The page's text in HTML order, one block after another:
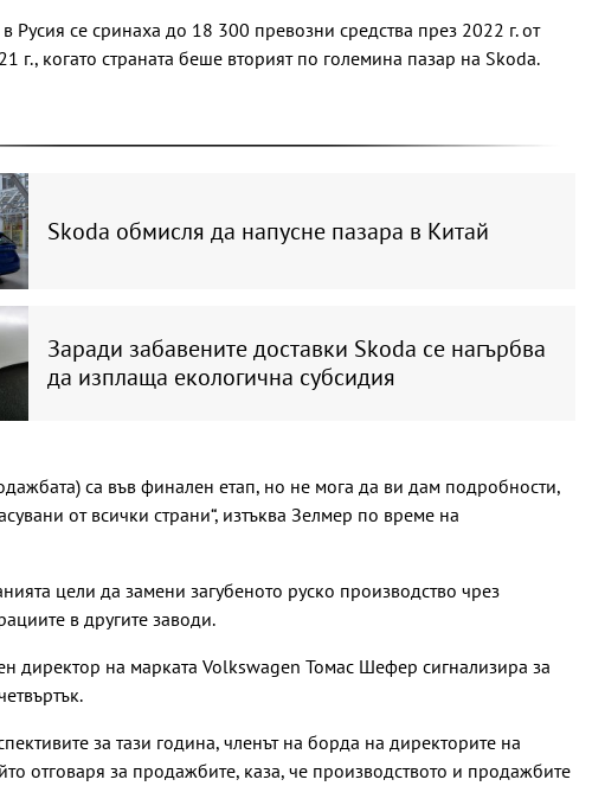
Русия се сринаха до 18 300 превозни средства през 2022 г. от
г., когато страната беше вторият по големина пазар на Skoda.
Skoda обмисля да напусне пазара в Китай
Заради забавените доставки Skoda се нагърбва
да изплаща екологична субсидия
са във финален етап, но не мога да ви дам подробности,
от всички страни“, изтъква Зелмер по време на
цели да замени загубеното руско производство чрез
в другите заводи.
директор на марката Volkswagen Томас Шефер сигнализира за
за тази година, членът на борда на директорите на
отговаря за продажбите, каза, че производството и продажбите
Хаджирусев смени